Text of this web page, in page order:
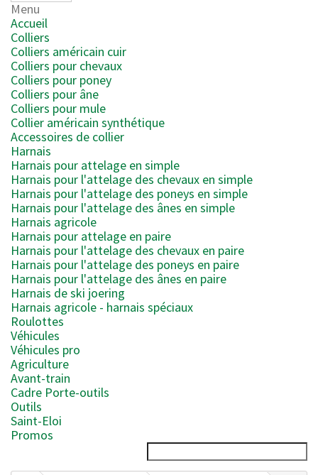
Menu
Accueil
Colliers
Colliers américain cuir
Colliers pour chevaux
Colliers pour poney
Colliers pour âne
Colliers pour mule
Collier américain synthétique
Accessoires de collier
Harnais
Harnais pour attelage en simple
Harnais pour l'attelage des chevaux en simple
Harnais pour l'attelage des poneys en simple
Harnais pour l'attelage des ânes en simple
Harnais agricole
Harnais pour attelage en paire
Harnais pour l'attelage des chevaux en paire
Harnais pour l'attelage des poneys en paire
Harnais pour l'attelage des ânes en paire
Harnais de ski joering
Harnais agricole - harnais spéciaux
Roulottes
Véhicules
Véhicules pro
Agriculture
Avant-train
Cadre Porte-outils
Outils
Saint-Eloi
Promos